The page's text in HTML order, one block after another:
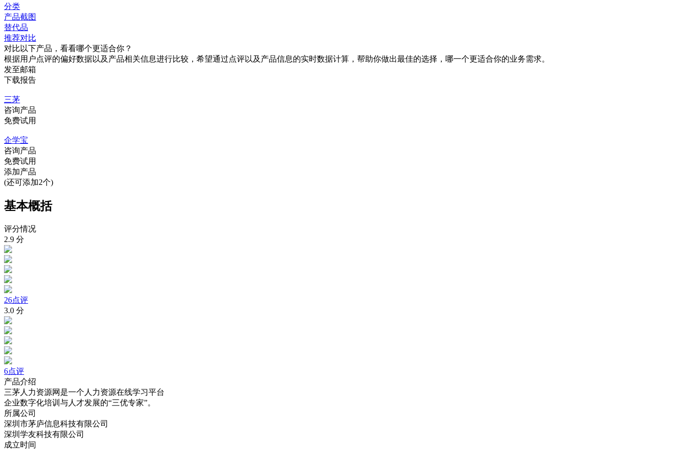
分类
产品截图
替代品
推荐对比
对比以下产品，看看哪个更适合你？
根据用户点评的偏好数据以及产品相关信息进行比较，希望通过点评以及产品信息的实时数据计算，帮助你做出最佳的选择，哪一个更适合你的业务需求。
发至邮箱
下载报告
三茅
咨询产品
免费试用
企学宝
咨询产品
免费试用
添加产品
(还可添加2个)
基本概括
评分情况
2.9 分
26点评
3.0 分
6点评
产品介绍
三茅人力资源网是一个人力资源在线学习平台
企业数字化培训与人才发展的“三优专家”。
所属公司
深圳市茅庐信息科技有限公司
深圳学友科技有限公司
成立时间